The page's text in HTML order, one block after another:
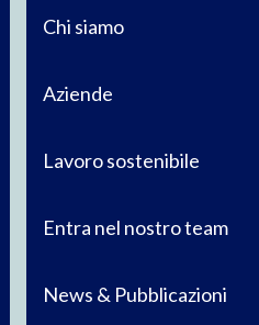
Chi siamo
Aziende
Lavoro sostenibile
Entra nel nostro team
News & Pubblicazioni